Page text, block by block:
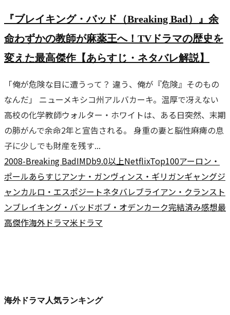
『ブレイキング・バッド（Breaking Bad）』余
命わずかの教師が麻薬王へ！TVドラマの歴史を
変えた最高傑作【あらすじ・ネタバレ解説】
「俺が危険な目に遭うって？ 違う、俺が『危険』そのもの
なんだ」 ニューメキシコ州アルバカーキ。温厚で冴えない
高校の化学教師ウォルター・ホワイトは、ある日突然、末期
の肺がんで余命2年と宣告される。 身重の妻と脳性麻痺の息
子に少しでも財産を残す...
2008-Breaking BadIMDb9.0以上NetflixTop100アーロン・
ポールあらすじアンナ・ガンヴィンス・ギリガンギャングジ
ャンカルロ・エスポジートネタバレブライアン・クランスト
ンブレイキング・バッドボブ・オデンカーク完結済み感想最
高傑作海外ドラマ米ドラマ
海外ドラマ人気ランキング